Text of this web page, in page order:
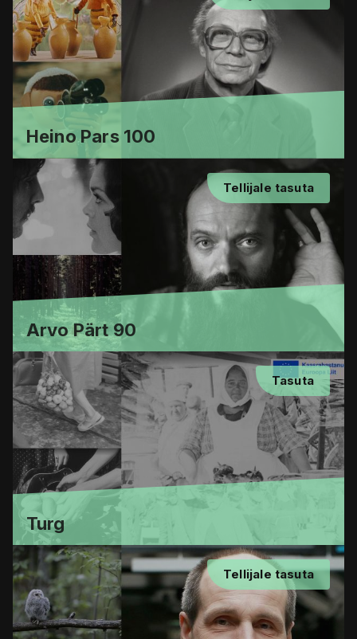
Heino Pars 100
Tellijale tasuta
Arvo Pärt 90
Tasuta
Turg
Tellijale tasuta